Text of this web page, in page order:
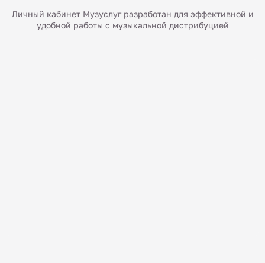
Личный кабинет Музуслуг разработан для эффективной и
удобной работы с музыкальной дистрибуцией